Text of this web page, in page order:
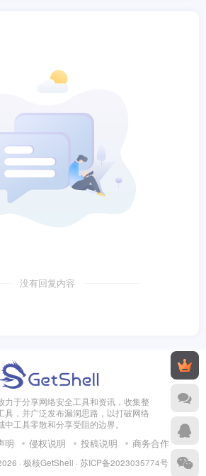
没有回复内容
力于分享网络安全工具和资讯，收集整
具，并广泛发布漏洞思路，以打破网络
中工具零散和分享受阻的边界。
明 侵权说明 投稿说明 商务合作
· 极核GetShell · 苏ICP备2023035774号